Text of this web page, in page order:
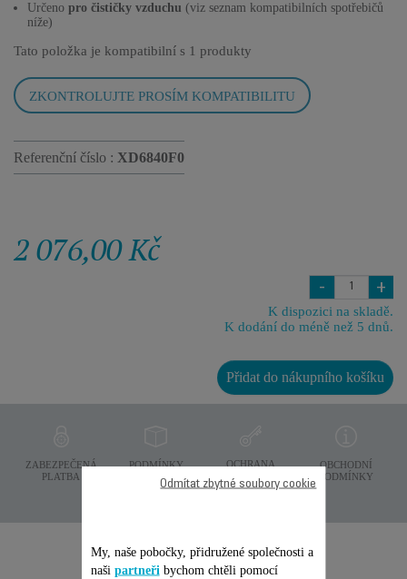
Určeno pro čističky vzduchu (viz seznam kompatibilních spotřebičů
níže)
Tato položka je kompatibilní s 1 produkty
ZKONTROLUJTE PROSÍM KOMPATIBILITU
Referenční číslo : XD6840F0
2 076,00 Kč
- +
K dispozici na skladě.
K dodání do méně než 5 dnů.
Přidat do nákupního košíku
ZABEZPEČENÁ
PLATBA
PODMÍNKY
DODÁNÍ
OCHRANA
OBCHODNÍ
PODMÍNKY
Další doporučené
My, naše pobočky, přidružené společnosti a
naši partneři bychom chtěli pomocí
Odmítat zbytné soubory cookie